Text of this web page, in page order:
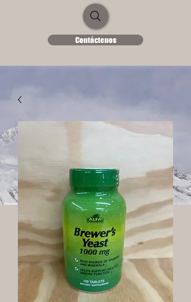
Contáctenos